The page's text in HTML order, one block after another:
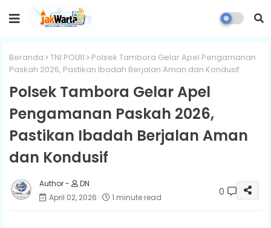
Beranda TNI POLRI
Polsek Tambora Gelar Apel Pengamanan
Paskah 2026, Pastikan Ibadah Berjalan Aman dan Kondusif
Polsek Tambora Gelar Apel
Pengamanan Paskah 2026,
Pastikan Ibadah Berjalan Aman
dan Kondusif
DN
April 02, 2026
1 minute read 0